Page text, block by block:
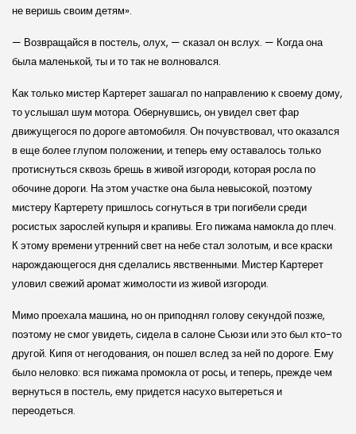
не веришь своим детям».
— Возвращайся в постель, олух, — сказал он вслух. — Когда она
была маленькой, ты и то так не волновался.
Как только мистер Картерет зашагал по направлению к своему дому,
то услышал шум мотора. Обернувшись, он увидел свет фар
движущегося по дороге автомобиля. Он почувствовал, что оказался
в еще более глупом положении, и теперь ему оставалось только
протиснуться сквозь брешь в живой изгороди, которая росла по
обочине дороги. На этом участке она была невысокой, поэтому
мистеру Картерету пришлось согнуться в три погибели среди
росистых зарослей купыря и крапивы. Его пижама намокла до плеч.
К этому времени утренний свет на небе стал золотым, и все краски
нарождающегося дня сделались явственными. Мистер Картерет
уловил свежий аромат жимолости из живой изгороди.
Мимо проехала машина, но он приподнял голову секундой позже,
поэтому не смог увидеть, сидела в салоне Сьюзи или это был кто-то
другой. Кипя от негодования, он пошел вслед за ней по дороге. Ему
было неловко: вся пижама промокла от росы, и теперь, прежде чем
вернуться в постель, ему придется насухо вытереться и
переодеться.